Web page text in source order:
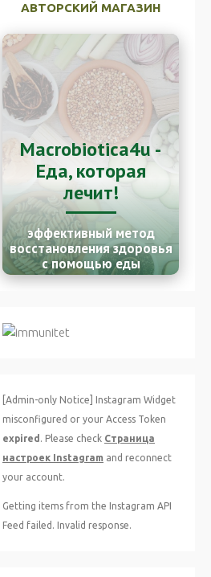
АВТОРСКИЙ МАГАЗИН
Macrobiotica4u -
Еда, которая
лечит!
эффективный метод
восстановления здоровья
с помощью еды
[Admin-only Notice] Instagram Widget
misconfigured or your Access Token
expired . Please check Страница
настроек Instagram and reconnect
your account.
Getting items from the Instagram API
Feed failed. Invalid response.